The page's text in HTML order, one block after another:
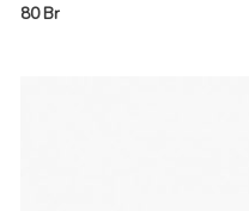
Rated
0
80Br